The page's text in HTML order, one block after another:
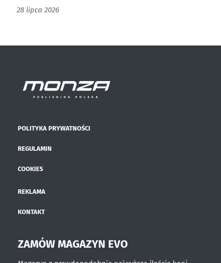
28 lipca 2026
POLITYKA PRYWATNOŚCI
REGULAMIN
COOKIES
REKLAMA
KONTAKT
ZAMÓW MAGAZYN EVO